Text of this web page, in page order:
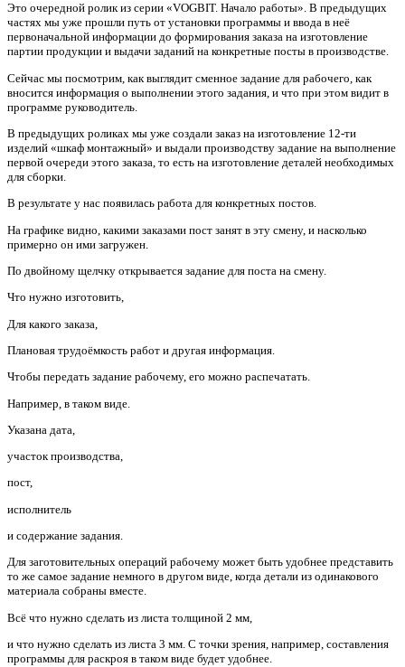
Это очередной ролик из серии «VOGBIT. Начало работы». В предыдущих
частях мы уже прошли путь от установки программы и ввода в неё
первоначальной информации до формирования заказа на изготовление
партии продукции и выдачи заданий на конкретные посты в производстве.
Сейчас мы посмотрим, как выглядит сменное задание для рабочего, как
вносится информация о выполнении этого задания, и что при этом видит в
программе руководитель.
В предыдущих роликах мы уже создали заказ на изготовление 12-ти
изделий «шкаф монтажный» и выдали производству задание на выполнение
первой очереди этого заказа, то есть на изготовление деталей необходимых
для сборки.
В результате у нас появилась работа для конкретных постов.
На графике видно, какими заказами пост занят в эту смену, и насколько
примерно он ими загружен.
По двойному щелчку открывается задание для поста на смену.
Что нужно изготовить,
Для какого заказа,
Плановая трудоёмкость работ и другая информация.
Чтобы передать задание рабочему, его можно распечатать.
Например, в таком виде.
Указана дата,
участок производства,
пост,
исполнитель
и содержание задания.
Для заготовительных операций рабочему может быть удобнее представить
то же самое задание немного в другом виде, когда детали из одинакового
материала собраны вместе.
Всё что нужно сделать из листа толщиной 2 мм,
и что нужно сделать из листа 3 мм. С точки зрения, например, составления
программы для раскроя в таком виде будет удобнее.